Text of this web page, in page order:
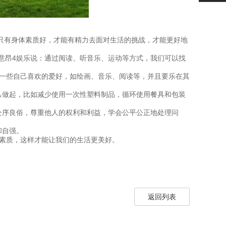
有身体素质好，才能有精力去面对生活的挑战，才能更好地
4娱乐说：通过阅读、听音乐、运动等方式，我们可以找
些自己喜欢的爱好，如绘画、音乐、阅读等，并且要乐在其
起，比如减少使用一次性塑料制品，循环使用餐具和包装
良俗，尊重他人的权利和利益，学会公平公正地处理问
强。
，这样才能让我们的生活更美好。
返回列表